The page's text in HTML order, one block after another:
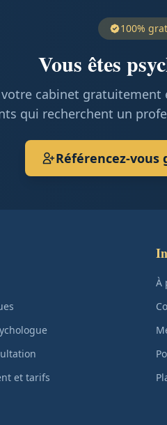
100%
Vous êtes
votre cabinet
qui recherchent un
Référencez-
et tarifs
À